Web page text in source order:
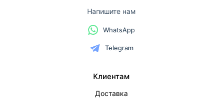
Напишите нам
WhatsApp
Telegram
Клиентам
Доставка